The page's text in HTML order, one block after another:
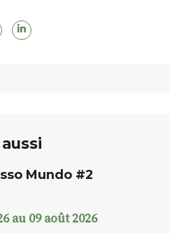
Mundo #2
au 09 août 2026